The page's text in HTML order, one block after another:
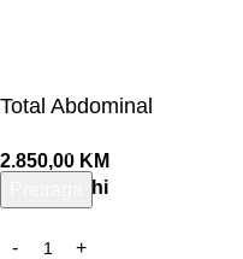
Total Abdominal
2.850,00 KM
2 na zalihi